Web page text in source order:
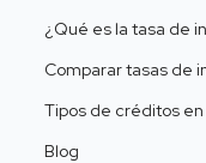
¿Qué es la tasa de
Comparar tasas de
Tipos de créditos
Blog